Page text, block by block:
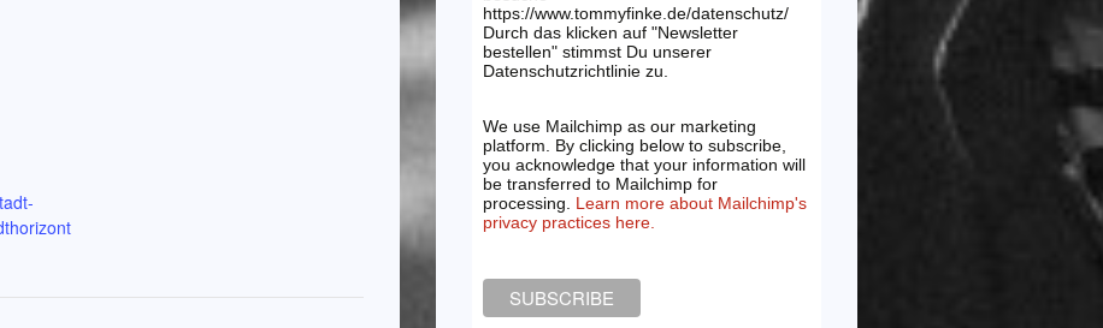
https://www.tommyfinke.de/datenschutz/
Durch das klicken auf "Newsletter
bestellen" stimmst Du unserer
Datenschutzrichtlinie zu.
We use Mailchimp as our marketing
platform. By clicking below to subscribe,
you acknowledge that your information will
be transferred to Mailchimp for
processing. Learn more about Mailchimp's
privacy practices here.